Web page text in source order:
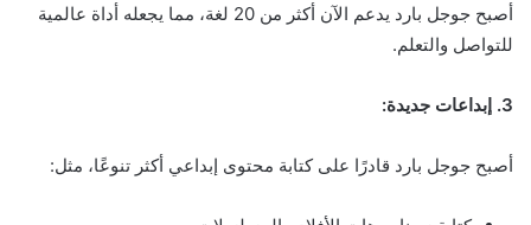
أصبح جوجل بارد يدعم الآن أكثر من 20 لغة، مما يجعله أداة عالمية
للتواصل والتعلم.
3. إبداعات جديدة:
أصبح جوجل بارد قادرًا على كتابة محتوى إبداعي أكثر تنوعًا، مثل: